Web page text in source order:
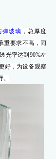
弹玻璃 ，总厚度
重要求不高，同
光率达到90%左
好， 为设备观察
。